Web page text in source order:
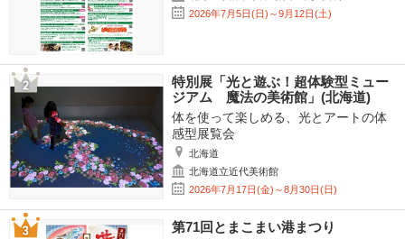
2026年7月5日(日)～9月12日(土)
特別展「光と遊ぶ！超体験型ミュー
ジアム 魔法の美術館」(北海道)
体を使って楽しめる、光とアートの体
感型展覧会
北海道
北海道立近代美術館
2026年7月17日(金)～8月30日(日)
第71回とまこまい港まつり